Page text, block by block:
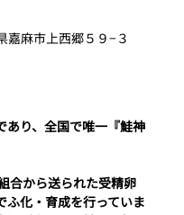
嘉麻市上西郷５９−３
あり、全国で唯一『鮭神
ふ化・育成を行っていま